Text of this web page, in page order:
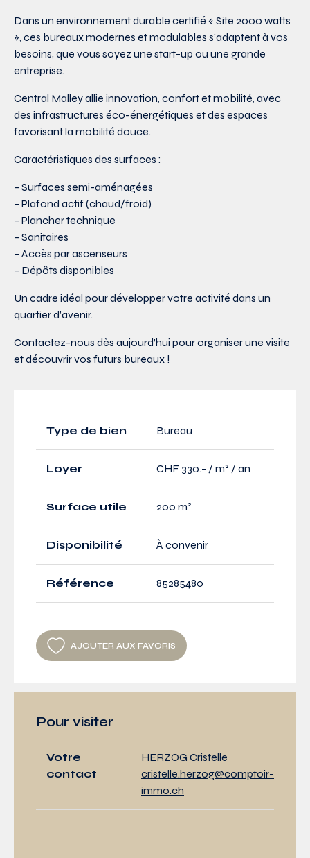
Dans un environnement durable certifié « Site 2000 watts
», ces bureaux modernes et modulables s’adaptent à vos
besoins, que vous soyez une start-up ou une grande
entreprise.
Central Malley allie innovation, confort et mobilité, avec
des infrastructures éco-énergétiques et des espaces
favorisant la mobilité douce.
Caractéristiques des surfaces :
– Surfaces semi-aménagées
– Plafond actif (chaud/froid)
– Plancher technique
– Sanitaires
– Accès par ascenseurs
– Dépôts disponibles
Un cadre idéal pour développer votre activité dans un
quartier d’avenir.
Contactez-nous dès aujourd’hui pour organiser une visite
et découvrir vos futurs bureaux !
Type de bien Bureau
Loyer CHF 330.- / m² / an
Surface utile 200 m²
Disponibilité À convenir
Référence 85285480
AJOUTER AUX FAVORIS
Pour visiter
Votre
contact
HERZOG Cristelle
cristelle.herzog@comptoir-
immo.ch